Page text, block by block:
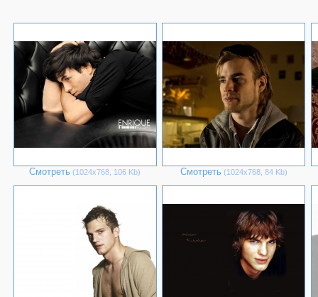
Смотреть (1024х768, 106 Kb) Смотреть (1024х768, 84 Kb)